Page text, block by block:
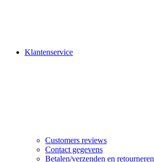
Klantenservice
Customers reviews
Contact gegevens
Betalen/verzenden en retourneren